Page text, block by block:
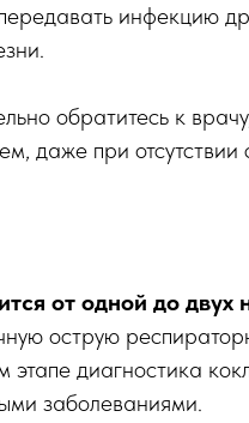
инфекцию
обратитесь к
даже при отсутствии
от одной до двух
острую
этапе диагностика
заболеваниями.